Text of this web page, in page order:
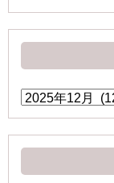
ア
ー
イ
ブ